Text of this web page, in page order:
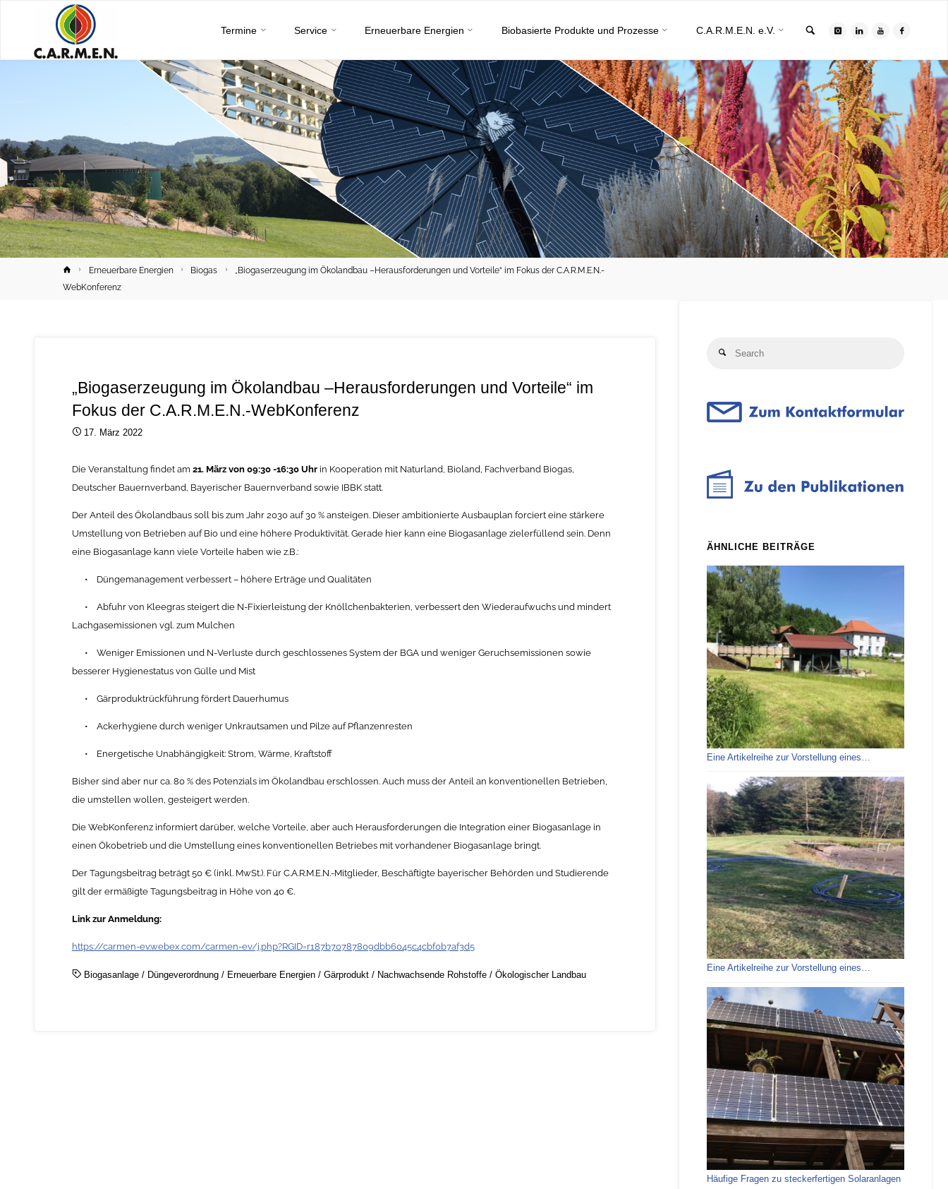
content
Termine Service Erneuerbare Energien Biobasierte Produkte und Prozesse C.A.R.M.E.N. e.V.
HomeErneuerbare Energien Biogas
„Biogaserzeugung im Ökolandbau –Herausforderungen und Vorteile“ im Fokus der C.A.R.M.E.N.-
WebKonferenz
„Biogaserzeugung im Ökolandbau –Herausforderungen und Vorteile“ im
Fokus der C.A.R.M.E.N.-WebKonferenz
17. März 2022
Die Veranstaltung findet am 21. März von 09:30 -16:30 Uhrin Kooperation mit Naturland, Bioland, Fachverband Biogas,
Deutscher Bauernverband, Bayerischer Bauernverband sowie IBBK statt.
Der Anteil des Ökolandbaus soll bis zum Jahr 2030 auf 30 % ansteigen. Dieser ambitionierte Ausbauplan forciert eine stärkere
Umstellung von Betrieben auf Bio und eine höhere Produktivität. Gerade hier kann eine Biogasanlage zielerfüllend sein. Denn
eine Biogasanlage kann viele Vorteile haben wie z.B.:
• Düngemanagement verbessert – höhere Erträge und Qualitäten
• Abfuhr von Kleegras steigert die N-Fixierleistung der Knöllchenbakterien, verbessert den Wiederaufwuchs und mindert
Lachgasemissionen vgl. zum Mulchen
• Weniger Emissionen und N-Verluste durch geschlossenes System der BGA und weniger Geruchsemissionen sowie
besserer Hygienestatus von Gülle und Mist
• Gärproduktrückführung fördert Dauerhumus
• Ackerhygiene durch weniger Unkrautsamen und Pilze auf Pflanzenresten
• Energetische Unabhängigkeit: Strom, Wärme, Kraftstoff
Bisher sind aber nur ca. 80 % des Potenzials im Ökolandbau erschlossen. Auch muss der Anteil an konventionellen Betrieben,
die umstellen wollen, gesteigert werden.
Die WebKonferenz informiert darüber, welche Vorteile, aber auch Herausforderungen die Integration einer Biogasanlage in
einen Ökobetrieb und die Umstellung eines konventionellen Betriebes mit vorhandener Biogasanlage bringt.
Der Tagungsbeitrag beträgt 50 € (inkl. MwSt.). Für C.A.R.M.E.N.-Mitglieder, Beschäftigte bayerischer Behörden und Studierende
gilt der ermäßigte Tagungsbeitrag in Höhe von 40 €.
Link zur Anmeldung:
https://carmen-ev.webex.com/carmen-ev/j.php?RGID=r187b70787809dbb6045c4cbf0b7af3d5
Biogasanlage/ Düngeverordnung/ Erneuerbare Energien/ Gärprodukt/ Nachwachsende Rohstoffe/ Ökologischer Landbau
Search
ÄHNLICHE BEITRÄGE
Eine Artikelreihe zur Vorstellung eines…
Eine Artikelreihe zur Vorstellung eines…
Häufige Fragen zu steckerfertigen Solaranlagen